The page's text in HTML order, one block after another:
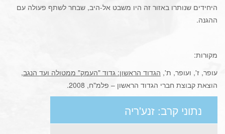
היחידים שנותרו באזור זה היו משבט אל-היב, שבחר לשתף פעולה עם
ההגנה.
מקורות:
עופר, ז', ועופר, ת', הגדוד הראשון: גדוד "העמק" ממטולה ועד הנגב,
הוצאת קבוצת חברי הגדוד הראשון – פלמ"ח, 2008.
נתוני קרב: זנע'ריה